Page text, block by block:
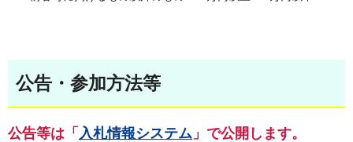
公告・参加方法等
公告等は「 入札情報システム 」で公開します。